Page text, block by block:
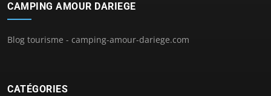
CAMPING AMOUR DARIEGE
Blog tourisme - camping-amour-dariege.com
CATÉGORIES